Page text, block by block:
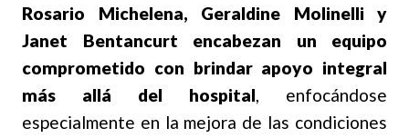
Rosario Michelena, Geraldine Molinelli y
Janet Bentancurt encabezan un equipo
comprometido con brindar apoyo integral
más allá del hospital, enfocándose
especialmente en la mejora de las condiciones